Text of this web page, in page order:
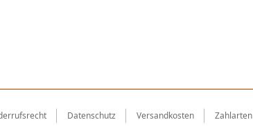
Datenschutz Versandkosten Zahlarten